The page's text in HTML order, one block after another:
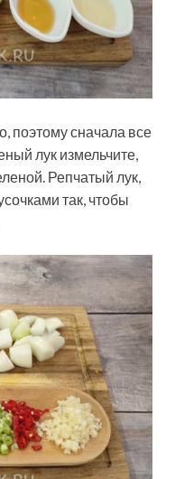
поэтому сначала все
лук измельчите,
Репчатый лук,
так, чтобы